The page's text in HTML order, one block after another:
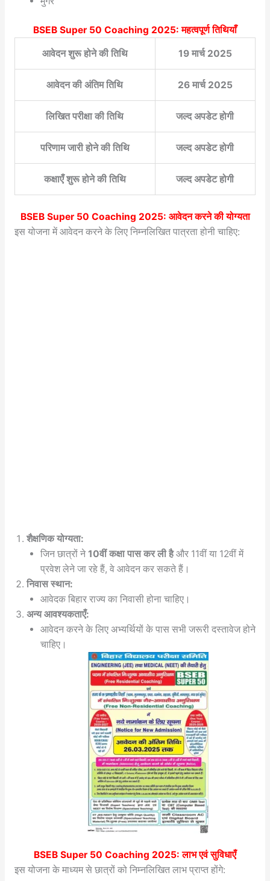
BSEB Super 50 Coaching 2025: महत्वपूर्ण तिथियाँ
आवेदन शुरू होने की तिथि 19 मार्च 2025
आवेदन की अंतिम तिथि 26 मार्च 2025
लिखित परीक्षा की तिथि जल्द अपडेट होगी
परिणाम जारी होने की तिथि जल्द अपडेट होगी
कक्षाएँ शुरू होने की तिथि जल्द अपडेट होगी
BSEB Super 50 Coaching 2025: आवेदन करने की योग्यता
इस योजना में आवेदन करने के लिए निम्नलिखित पात्रता होनी चाहिए:
शैक्षणिक योग्यता:
जिन छात्रों ने10वीं कक्षा पास कर ली हैऔर 11वीं या 12वीं में
प्रवेश लेने जा रहे हैं, वे आवेदन कर सकते हैं।
निवास स्थान:
आवेदक बिहार राज्य का निवासी होना चाहिए।
अन्य आवश्यकताएँ:
आवेदन करने के लिए अभ्यर्थियों के पास सभी जरूरी दस्तावेज होने
चाहिए।
BSEB Super 50 Coaching 2025: लाभ एवं सुविधाएँ
इस योजना के माध्यम से छात्रों को निम्नलिखित लाभ प्राप्त होंगे: